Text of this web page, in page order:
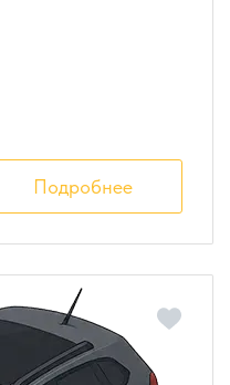
Подробнее